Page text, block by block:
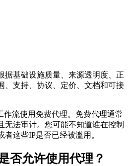
据基础设施质量、来源透明度、正
、支持、协议、定价、文档和可接
作流使用免费代理。免费代理通常
无法审计。您可能不知道谁在控制
这些IP是否已经被滥用。
否允许使用代理？